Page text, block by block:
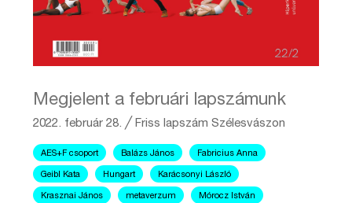
Megjelent a februári lapszámunk
2022. február 28. ╱ Friss lapszám Szélesvászon
AES+F csoport Balázs János Fabricius Anna
Geibl Kata Hungart Karácsonyi László
Krasznai János metaverzum Mórocz István